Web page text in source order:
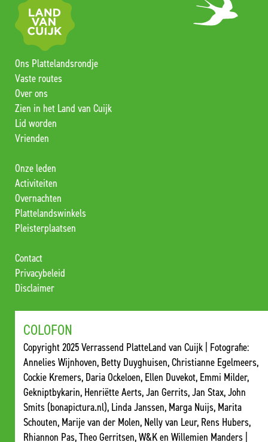
Ons Plattelandsrondje
Vaste routes
Over ons
Zien in het Land van Cuijk
Lid worden
Vrienden
Onze leden
Activiteiten
Overnachten
Plattelandswinkels
Pleisterplaatsen
Contact
Privacybeleid
Disclaimer
COLOFON
Copyright 2025 Verrassend PlatteLand van Cuijk | Fotografie:
Annelies Wijnhoven, Betty Duyghuisen, Christianne Egelmeers,
Cockie Kremers, Daria Ockeloen, Ellen Duvekot, Emmi Milder,
Gekniptbykarin, Henriëtte Aerts, Jan Gerrits, Jan Stax, John
Smits (bonapictura.nl), Linda Janssen, Marga Nuijs, Marita
Schouten, Marije van der Molen, Nelly van Leur, Rens Hubers,
Rhiannon Pas, Theo Gerritsen, W&K en Willemien Manders |